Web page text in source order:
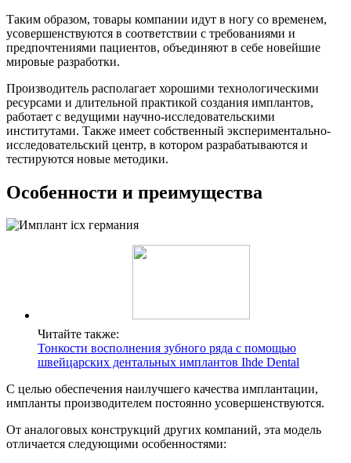
Таким образом, товары компании идут в ногу со временем,
усовершенствуются в соответствии с требованиями и
предпочтениями пациентов, объединяют в себе новейшие
мировые разработки.
Производитель располагает хорошими технологическими
ресурсами и длительной практикой создания имплантов,
работает с ведущими научно-исследовательскими
институтами. Также имеет собственный экспериментально-
исследовательский центр, в котором разрабатываются и
тестируются новые методики.
Особенности и преимущества
Читайте также:
Тонкости восполнения зубного ряда с помощью
швейцарских дентальных имплантов Ihde Dental
С целью обеспечения наилучшего качества имплантации,
импланты производителем постоянно усовершенствуются.
От аналоговых конструкций других компаний, эта модель
отличается следующими особенностями: